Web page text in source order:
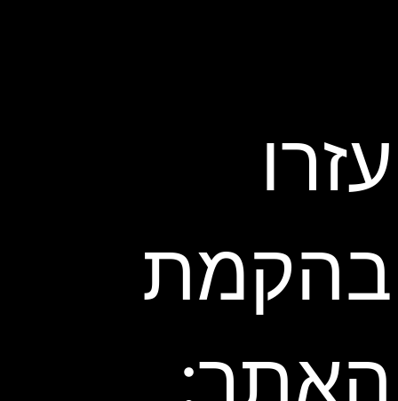
עזרו
בהקמת
האתר: